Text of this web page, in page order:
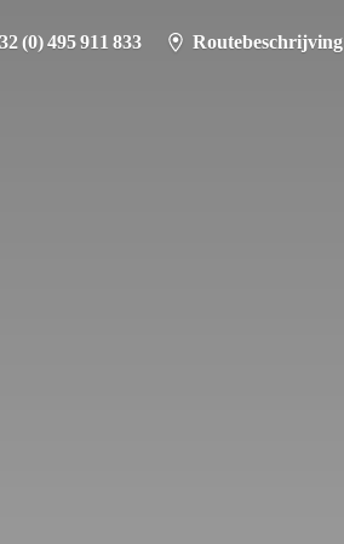
(0) 495 911 833 Routebeschrijving